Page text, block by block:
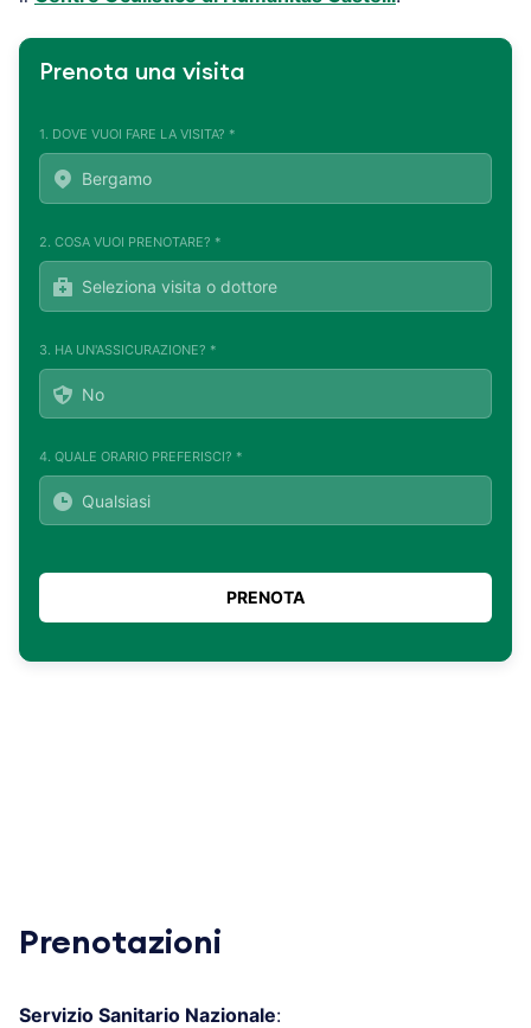
Prenota una visita
1. DOVE VUOI FARE LA VISITA? *
2. COSA VUOI PRENOTARE? *
3. HA UN'ASSICURAZIONE? *
4. QUALE ORARIO PREFERISCI? *
Prenotazioni
Servizio Sanitario Nazionale: